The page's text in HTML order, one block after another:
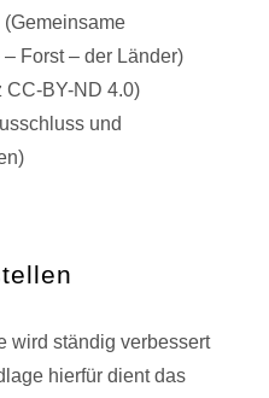
(Gemeinsame
Forst – der Länder)
CC-BY-ND 4.0)
und
wird ständig verbessert
hierfür dient das